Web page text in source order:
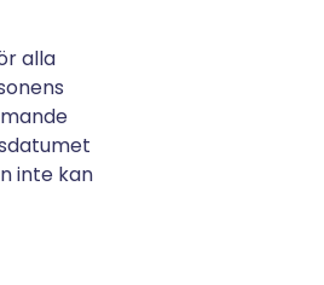
alla
inte kan